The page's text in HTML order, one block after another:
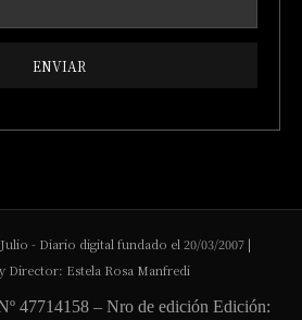
ENVIAR
- Diario digital fundado el 20/03/2007 |
Director: Estela Rosa Manfredi
47714158 – Nro de edición Edición: